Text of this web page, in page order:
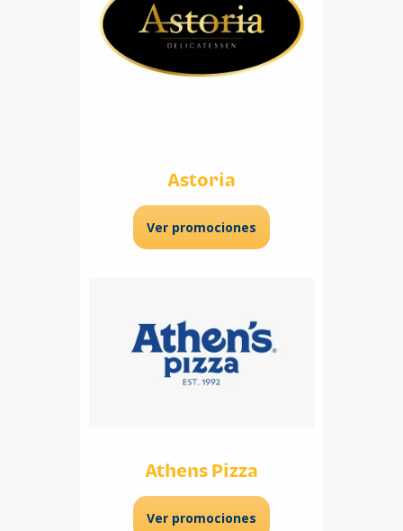
Astoria
Ver promociones
Athens Pizza
Ver promociones